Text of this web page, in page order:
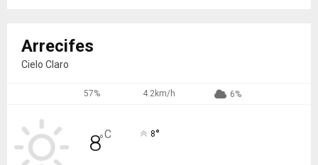
Arrecifes
Cielo Claro
57% 4.2km/h 6%
8°C 8°